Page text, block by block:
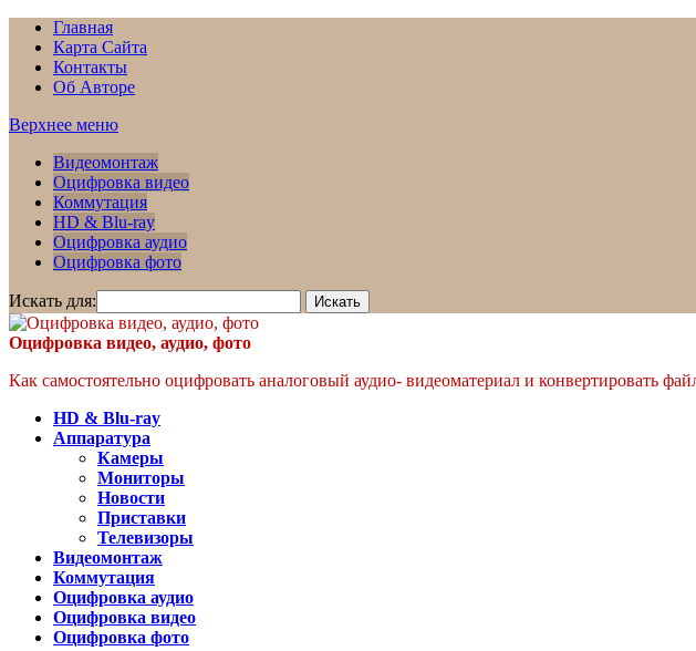
Главная
Карта Сайта
Контакты
Об Авторе
Верхнее меню
Видеомонтаж
Оцифровка видео
Коммутация
HD & Blu-ray
Оцифровка аудио
Оцифровка фото
Искать для:
Оцифровка видео, аудио, фото
Как самостоятельно оцифровать аналоговый аудио- видеоматериал и конвертировать
HD & Blu-ray
Аппаратура
Камеры
Мониторы
Новости
Приставки
Телевизоры
Видеомонтаж
Коммутация
Оцифровка аудио
Оцифровка видео
Оцифровка фото